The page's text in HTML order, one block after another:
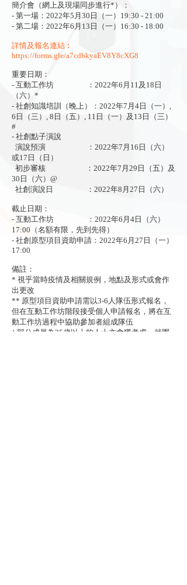
簡介會（網上及現場同步進行*）：
- 第一場：2022年5月30日（一）19:30 - 21:00
- 第二場：2022年6月13日（一）16:30 - 18:00
詳情及報名連結︰
https://forms.gle/a7cdbkyaEV8Y8cXG8
重要日期：
- 互動工作坊 ：2022年6月11及18日
（六）*
- 社創知識培訓（晚上）：2022年7月4日（一）,
6日（三）, 8日（五）, 11日（一）及13日（三）
#
- 社創點子演說
演說預演 ：2022年7月16日（六）
或17日（日）
初步審核 ：2022年7月29日（五）及
30日（六）@
社創演說日 ：2022年8月27日（六）
截止日期：
- 互動工作坊 ：2022年6月4日（六）
17:00（名額有限，先到先得）
- 社創原型項目資助申請：2022年6月27日（一）
17:00
備註：
* 視乎當時疫情及相關規例，地點及形式或會作
出更改
** 原型項目資助申請需以3-6人隊伍形式報名，
但在互動工作坊階段接受個人申請報名，將在互
動工作坊過程中協助參加者組成隊伍
^ 部分成員為25歲以上的人士亦會獲考慮，就團